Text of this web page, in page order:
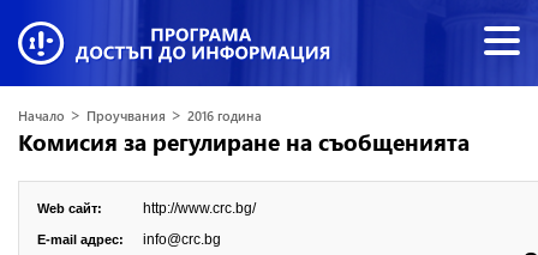
Начало > Проучвания > 2016 година
Комисия за регулиране на съобщенията
Web сайт: http://www.crc.bg/
E-mail адрес: info@crc.bg